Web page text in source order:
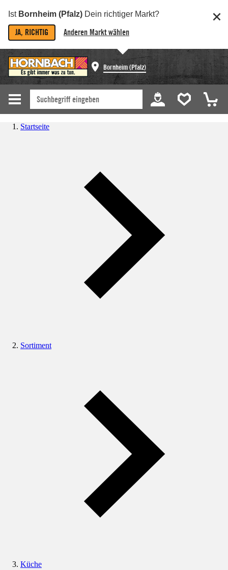
Ist Bornheim (Pfalz) Dein richtiger Markt?
JA, RICHTIG Anderen Markt wählen
Bornheim (Pfalz)
Startseite
Sortiment
Küche